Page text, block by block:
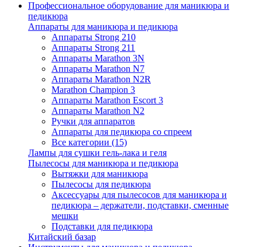
Профессиональное оборудование для маникюра и
педикюра
Аппараты для маникюра и педикюра
Аппараты Strong 210
Аппараты Strong 211
Аппараты Marathon 3N
Аппараты Marathon N7
Аппараты Marathon N2R
Marathon Champion 3
Аппараты Marathon Escort 3
Аппараты Marathon N2
Ручки для аппаратов
Аппараты для педикюра со спреем
Все категории (15)
Лампы для сушки гель-лака и геля
Пылесосы для маникюра и педикюра
Вытяжки для маникюра
Пылесосы для педикюра
Аксессуары для пылесосов для маникюра и
педикюра – держатели, подставки, сменные
мешки
Подставки для педикюра
Китайский базар